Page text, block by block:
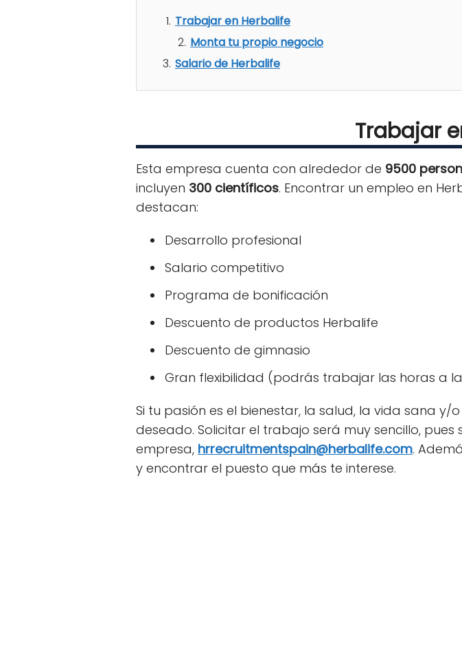
Trabajar en Herbalife
Monta tu propio negocio
Salario de Herbalife
Trabajar
Esta empresa cuenta con alrededor de 9500
incluyen 300 científicos. Encontrar un empleo en
destacan:
Desarrollo profesional
Salario competitivo
Programa de bonificación
Descuento de productos Herbalife
Descuento de gimnasio
Gran flexibilidad (podrás trabajar las horas a
Si tu pasión es el bienestar, la salud, la vida sana
deseado. Solicitar el trabajo será muy sencillo,
empresa, hrrecruitmentspain@herbalife.com.
y encontrar el puesto que más te interese.